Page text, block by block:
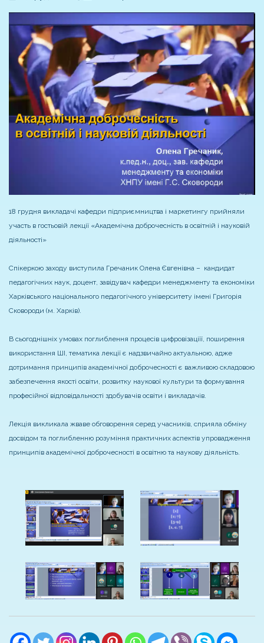
18 грудня викладачі кафедри підприємництва і маркетингу прийняли
участь в гостьовій лекції «Академічна доброчесність в освітній і науковій
діяльності»
Спікеркою заходу виступила Гречаник Олена Євгенівна – кандидат
педагогічних наук, доцент, завідувач кафедри менеджменту та економіки
Харківського національного педагогічного університету імені Григорія
Сковороди (м. Харків).
В сьогоднішніх умовах поглиблення процесів цифровізаціїї, поширення
використання ШІ, тематика лекції є надзвичайно актуальною, адже
дотримання принципів академічної доброчесності є важливою складовою
забезпечення якості освіти, розвитку наукової культури та формування
професійної відповідальності здобувачів освіти і викладачів.
Лекція викликала жваве обговорення серед учасників, сприяла обміну
досвідом та поглибленню розуміння практичних аспектів упровадження
принципів академічної доброчесності в освітню та наукову діяльність.